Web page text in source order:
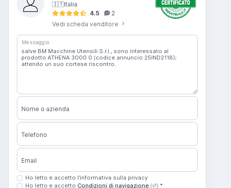
🇮🇹Italia
4.5
2
Vedi scheda venditore
Messaggio
Nome o azienda
Telefono
Email
Ho letto e accetto l’informativa sulla privacy
Ho letto e accetto Condizioni di navigazione (v1) *